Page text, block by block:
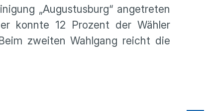
„Augustusburg“ angetreten
konnte 12 Prozent der Wähler
zweiten Wahlgang reicht die